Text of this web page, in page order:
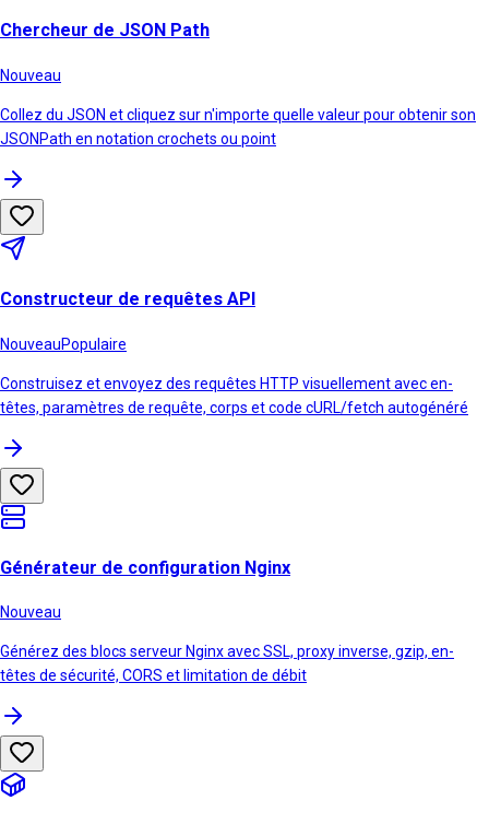
Chercheur de JSON Path
Nouveau
Collez du JSON et cliquez sur n'importe quelle valeur pour obtenir son
JSONPath en notation crochets ou point
Constructeur de requêtes API
NouveauPopulaire
Construisez et envoyez des requêtes HTTP visuellement avec en-
têtes, paramètres de requête, corps et code cURL/fetch autogénéré
Générateur de configuration Nginx
Nouveau
Générez des blocs serveur Nginx avec SSL, proxy inverse, gzip, en-
têtes de sécurité, CORS et limitation de débit